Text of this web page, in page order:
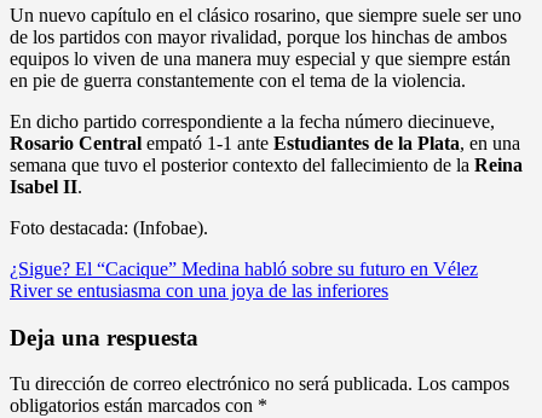
Un nuevo capítulo en el clásico rosarino, que siempre suele ser uno
de los partidos con mayor rivalidad, porque los hinchas de ambos
equipos lo viven de una manera muy especial y que siempre están
en pie de guerra constantemente con el tema de la violencia.
En dicho partido correspondiente a la fecha número diecinueve,
Rosario Central empató 1-1 ante Estudiantes de la Plata, en una
semana que tuvo el posterior contexto del fallecimiento de la Reina
Isabel II.
Foto destacada: (Infobae).
Navegación
de
entradas
¿Sigue? El “Cacique” Medina habló sobre su futuro en Vélez
River se entusiasma con una joya de las inferiores
Deja una respuesta
Tu dirección de correo electrónico no será publicada. Los campos
obligatorios están marcados con *